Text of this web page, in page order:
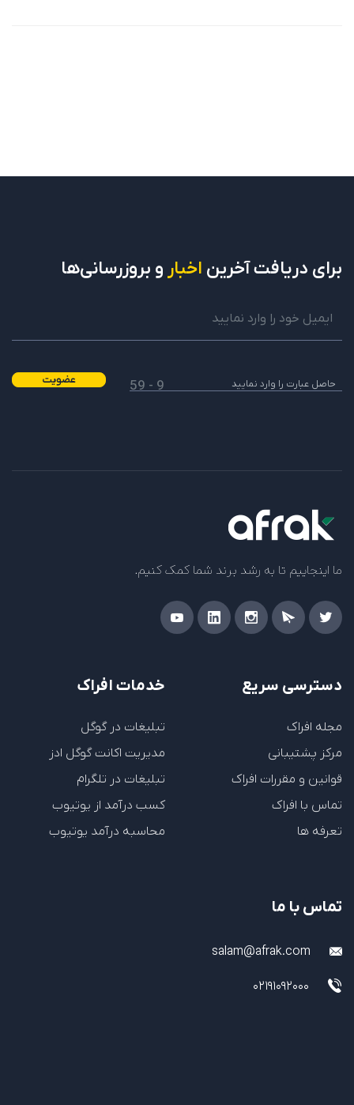
برای دریافتآخرین اخبار و بروزرسانی‌ها
9 - 59 عضویت
ما اینجاییم تا به رشد برند شما کمک کنیم.
دسترسی سریع
مجله افراک
مرکز پشتیبانی
قوانین و مقررات افراک
تماس با افراک
تعرفه ها
خدمات افراک
تبلیغات در گوگل
مدیریت اکانت گوگل ادز
تبلیغات در تلگرام
کسب درآمد از یوتیوب
محاسبه درآمد یوتیوب
تماس با ما
salam@afrak.com
02191092000